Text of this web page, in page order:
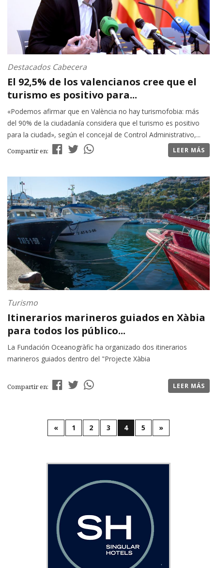
Destacados Cabecera
El 92,5% de los valencianos cree que el
turismo es positivo para...
«Podemos afirmar que en València no hay turismofobia: más
del 90% de la ciudadanía considera que el turismo es positivo
para la ciudad», según el concejal de Control Administrativo,...
Compartir en: LEER MÁS
Turismo
Itinerarios marineros guiados en Xàbia
para todos los público...
La Fundación Oceanogràfic ha organizado dos itinerarios
marineros guiados dentro del "Projecte Xàbia
Compartir en: LEER MÁS
« 1 2 3 4 5 »